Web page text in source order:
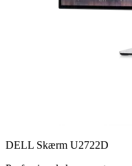
DELL Skærm U2722D